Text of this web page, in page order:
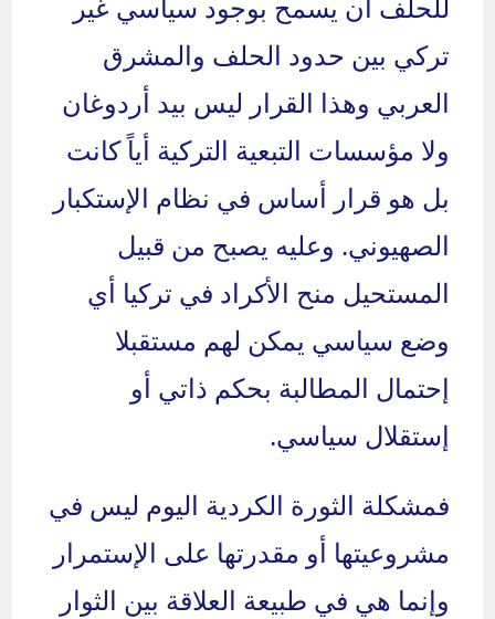
تركي بين حدود الحلف والمشرق
العربي وهذا القرار ليس بيد أردوغان
ولا مؤسسات التبعية التركية أياً كانت
بل هو قرار أساس في نظام الإستكبار
الصهيوني. وعليه يصبح من قبيل
المستحيل منح الأكراد في تركيا أي
وضع سياسي يمكن لهم مستقبلا
إحتمال المطالبة بحكم ذاتي أو
إستقلال سياسي.
فمشكلة الثورة الكردية اليوم ليس في
مشروعيتها أو مقدرتها على الإستمرار
وإنما هي في طبيعة العلاقة بين الثوار